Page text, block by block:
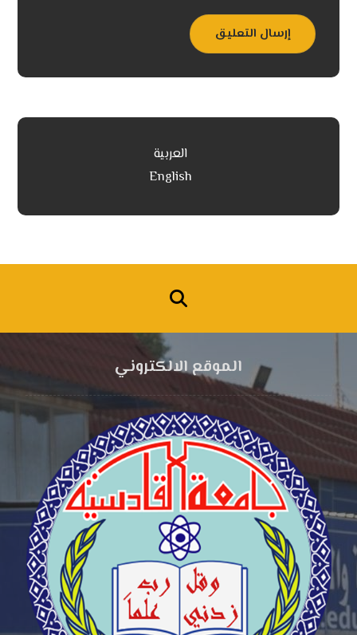
إرسال التعليق
العربية
English
الموقع الالكتروني